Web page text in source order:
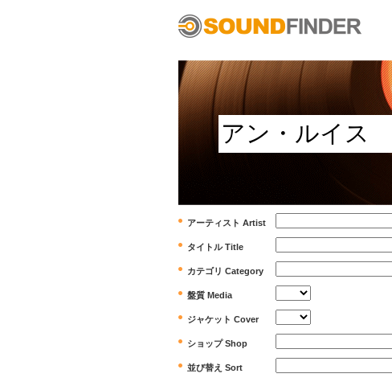
アーティスト Artist
タイトル Title
カテゴリ Category
盤質 Media
ジャケット Cover
ショップ Shop
並び替え Sort